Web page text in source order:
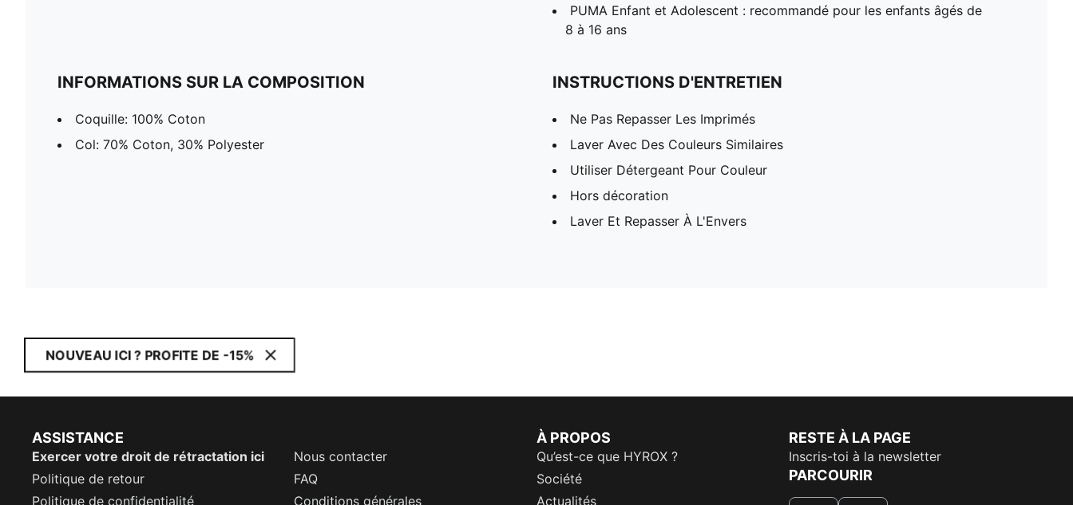
PUMA Enfant et Adolescent : recommandé pour les enfants âgés de
8 à 16 ans
INFORMATIONS SUR LA COMPOSITION
Coquille: 100% Coton
Col: 70% Coton, 30% Polyester
INSTRUCTIONS D'ENTRETIEN
Ne Pas Repasser Les Imprimés
Laver Avec Des Couleurs Similaires
Utiliser Détergeant Pour Couleur
Hors décoration
Laver Et Repasser À L'Envers
NOUVEAU ICI ? PROFITE DE -15%
ASSISTANCE
Exercer votre droit de rétractation ici
Nous contacter
Politique de retour
FAQ
Politique de confidentialité
Conditions générales
À PROPOS
Qu’est-ce que HYROX ?
Société
Actualités
RESTE À LA PAGE
Inscris-toi à la newsletter
PARCOURIR